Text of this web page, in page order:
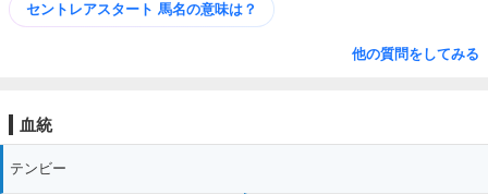
セントレアスタート 馬名の意味は？
他の質問をしてみる
血統
テンビー